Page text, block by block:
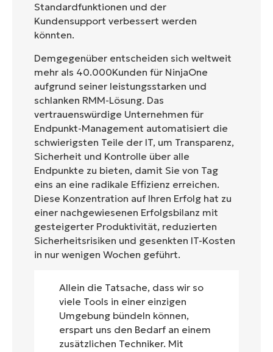
Standardfunktionen und der
Kundensupport verbessert werden
könnten.
Demgegenüber entscheiden sich weltweit
mehr als 40.000Kunden für NinjaOne
aufgrund seiner leistungsstarken und
schlanken RMM-Lösung. Das
vertrauenswürdige Unternehmen für
Endpunkt-Management automatisiert die
schwierigsten Teile der IT, um Transparenz,
Sicherheit und Kontrolle über alle
Endpunkte zu bieten, damit Sie von Tag
eins an eine radikale Effizienz erreichen.
Diese Konzentration auf Ihren Erfolg hat zu
einer nachgewiesenen Erfolgsbilanz mit
gesteigerter Produktivität, reduzierten
Sicherheitsrisiken und gesenkten IT-Kosten
in nur wenigen Wochen geführt.
Allein die Tatsache, dass wir so
viele Tools in einer einzigen
Umgebung bündeln können,
erspart uns den Bedarf an einem
zusätzlichen Techniker. Mit